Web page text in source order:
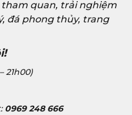
quan, trải nghiệm
đá phong thủy, trang
21h00)
0969 248 666